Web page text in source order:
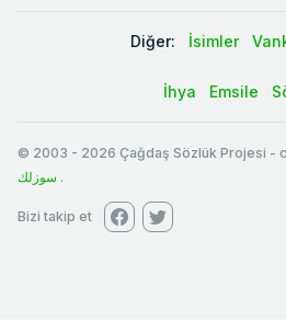
Diğer: İsimler
İhya Emsile
© 2003 - 2026 Çağdaş Sözlük Projesi -
سوزلك .
Bizi takip et